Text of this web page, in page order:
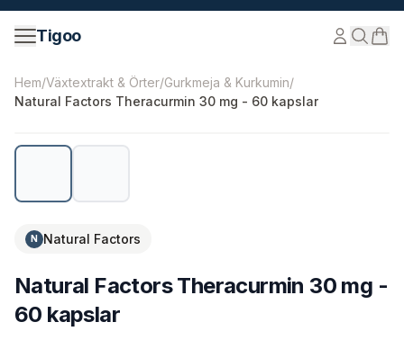
Hoppa till innehåll
Tigoo
©2026Nutri Nordic AB.Alla rättigheter förbehållna.
Hem/Växtextrakt & Örter/Gurkmeja & Kurkumin/
Natural Factors Theracurmin 30 mg - 60 kapslar
N Natural Factors
Natural Factors Theracurmin 30 mg -
60 kapslar